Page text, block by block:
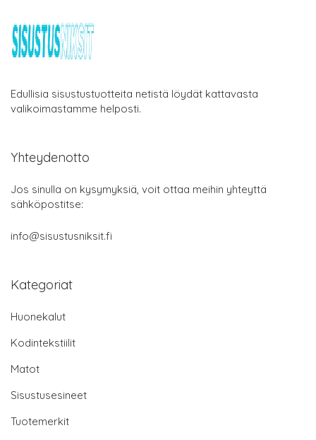
Edullisia sisustustuotteita netistä löydät kattavasta
valikoimastamme helposti.
Yhteydenotto
Jos sinulla on kysymyksiä, voit ottaa meihin yhteyttä
sähköpostitse:
info@sisustusniksit.fi
Kategoriat
Huonekalut
Kodintekstiilit
Matot
Sisustusesineet
Tuotemerkit